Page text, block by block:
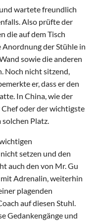
wartete freundlich
Also prüfte der
die auf dem Tisch
der Stühle in
sowie die anderen
Noch nicht sitzend,
er, dass er den
In China, wie der
oder der wichtigste
Platz.
setzen und den
auch den von Mr. Gu
Adrenalin, weiterhin
plagenden
auf diesen Stuhl.
Gedankengänge und